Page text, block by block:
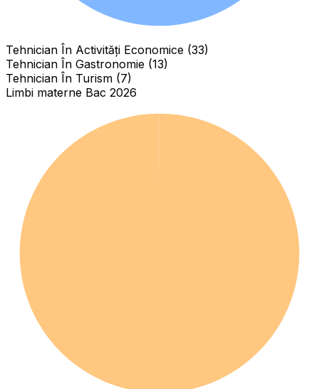
Tehnician În Activități Economice (33)
Tehnician În Gastronomie (13)
Tehnician În Turism (7)
Limbi materne Bac 2026